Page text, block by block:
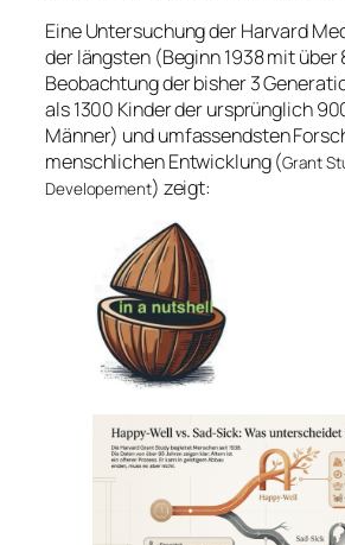
Eine Untersuchung der Harvard
der längsten (Beginn 1938 mit über
Beobachtung der bisher 3
als 1300 Kinder der ursprünglich
Männer) und umfassendsten
menschlichen Entwicklung (Grant
Developement) zeigt: